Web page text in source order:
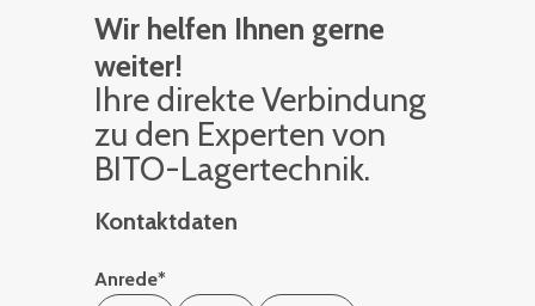
Wir helfen Ihnen gerne
weiter!
Ihre di­rek­te Ver­bin­dung
zu den Ex­per­ten von
BITO-La­ger­tech­nik.
Kontaktdaten
Anrede*